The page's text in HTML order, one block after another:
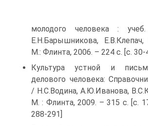
молодого человека :
Е.Н.Барышникова,
М.: Флинта, 2006. – 224 с. [с. 30-
Культура устной и
делового человека:
/ Н.С.Водина, А.Ю.Иванова,
М. : Флинта, 2009. – 315 с. [с.
288-291]